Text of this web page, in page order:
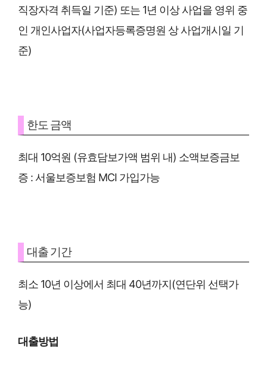
직장자격 취득일 기준) 또는 1년 이상 사업을 영위 중
인 개인사업자(사업자등록증명원 상 사업개시일 기
준)
한도 금액
최대 10억원 (유효담보가액 범위 내) 소액보증금보
증 : 서울보증보험 MCI 가입가능
대출 기간
최소 10년 이상에서 최대 40년까지(연단위 선택가
능)
대출방법